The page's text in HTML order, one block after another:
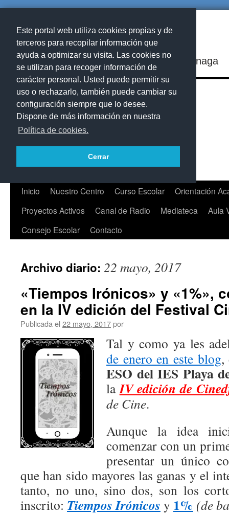
Este portal web utiliza cookies propias y de
terceros para recopilar información que
ayuda a optimizar su visita. Las cookies no
se utilizan para recoger información de
carácter personal. Usted puede permitir su
uso o rechazarlo, también puede cambiar su
configuración siempre que lo desee.
Dispone de más información en nuestra
Política de cookies.
Cerrar
IES Playa de Arinaga
Saltar
contenido
Inicio Nuestro Centro Curso Escolar
Orientación
Proyectos Activos
Canal de Radio Mediateca
Aula
Consejo Escolar
Contacto
Archivo diario: 22 mayo, 2017
«Tiempos Irónicos» y «1%»,
en la IV edición del Festival
Publicada el 22 mayo, 2017por
Tal y como ya les
de enero en este blog
ESO del IES Playa
laIV edición de
de Cine.
Aunque la idea
comenzar con un
presentar un único
que han sido mayores las ganas y el
tanto, no uno, sino dos, son los
inscrito: Tiempos Irónicos y 1% (de